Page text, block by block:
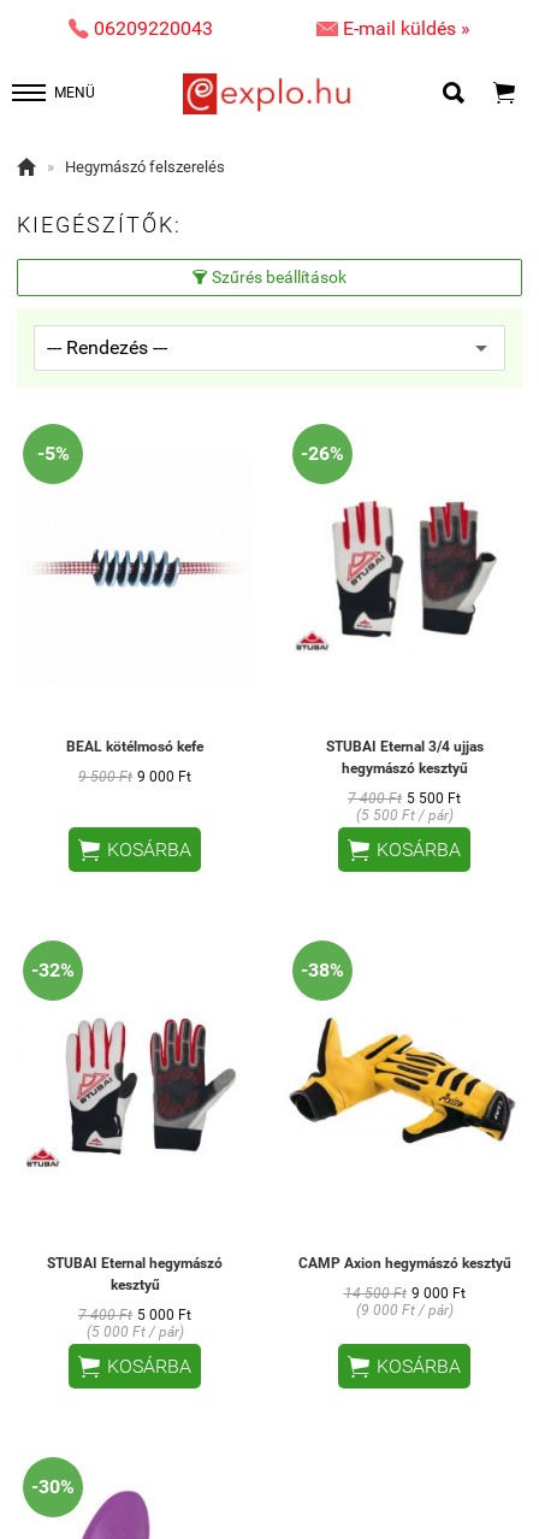
 06209220043  E-mail küldés »
MENÜ  
 » Hegymászó felszerelés
KIEGÉSZÍTŐK:
 Szűrés beállítások
-5%
BEAL kötélmosó kefe
9 500 Ft 9 000 Ft
 KOSÁRBA
-26%
STUBAI Eternal 3/4 ujjas
hegymászó kesztyű
7 400 Ft 5 500 Ft
(5 500 Ft / pár)
 KOSÁRBA
-32%
STUBAI Eternal hegymászó
kesztyű
7 400 Ft 5 000 Ft
(5 000 Ft / pár)
 KOSÁRBA
-38%
CAMP Axion hegymászó kesztyű
14 500 Ft 9 000 Ft
(9 000 Ft / pár)
 KOSÁRBA
-30%